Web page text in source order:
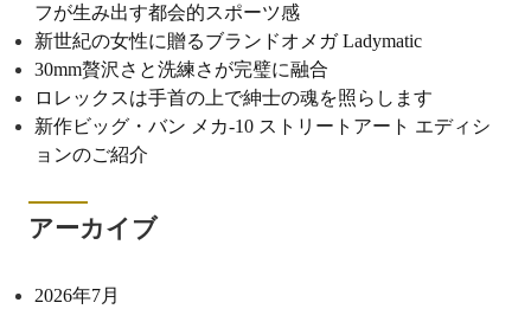
フが生み出す都会的スポーツ感
新世紀の女性に贈るブランドオメガ Ladymatic
30mm贅沢さと洗練さが完璧に融合
ロレックスは手首の上で紳士の魂を照らします
新作ビッグ・バン メカ-10 ストリートアート エディシ
ョンのご紹介
アーカイブ
2026年7月